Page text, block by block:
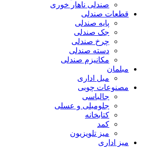
صندلی ناهار خوری
قطعات صندلی
پایه صندلی
جک صندلی
چرخ صندلی
دسته صندلی
مکانیزم صندلی
مبلمان
مبل اداری
مصنوعات چوبی
جالباسی
جلومبلی و عسلی
کتابخانه
کمد
میز تلویزیون
میز اداری